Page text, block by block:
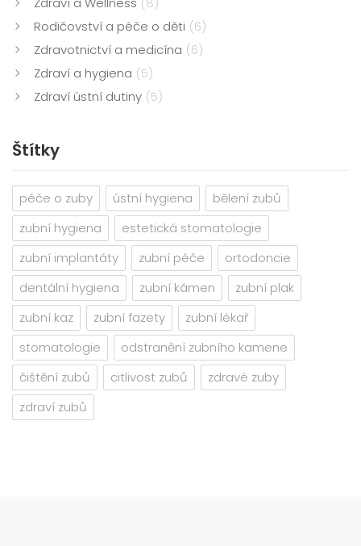
Rodičovství a péče o děti (6)
Zdravotnictví a medicína (6)
Zdraví a hygiena (5)
Zdraví ústní dutiny (5)
Štítky
péče o zuby ústní hygiena
bělení zubů
zubní hygiena
estetická stomatologie
zubní implantáty
zubní péče
ortodoncie
dentální hygiena
zubní kámen
zubní plak
zubní kaz
zubní fazety
zubní lékař
stomatologie
odstranění zubního kamene
čištění zubů
citlivost zubů
zdravé zuby
zdraví zubů